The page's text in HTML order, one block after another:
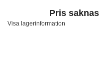
Pris saknas
Visa lagerinformation